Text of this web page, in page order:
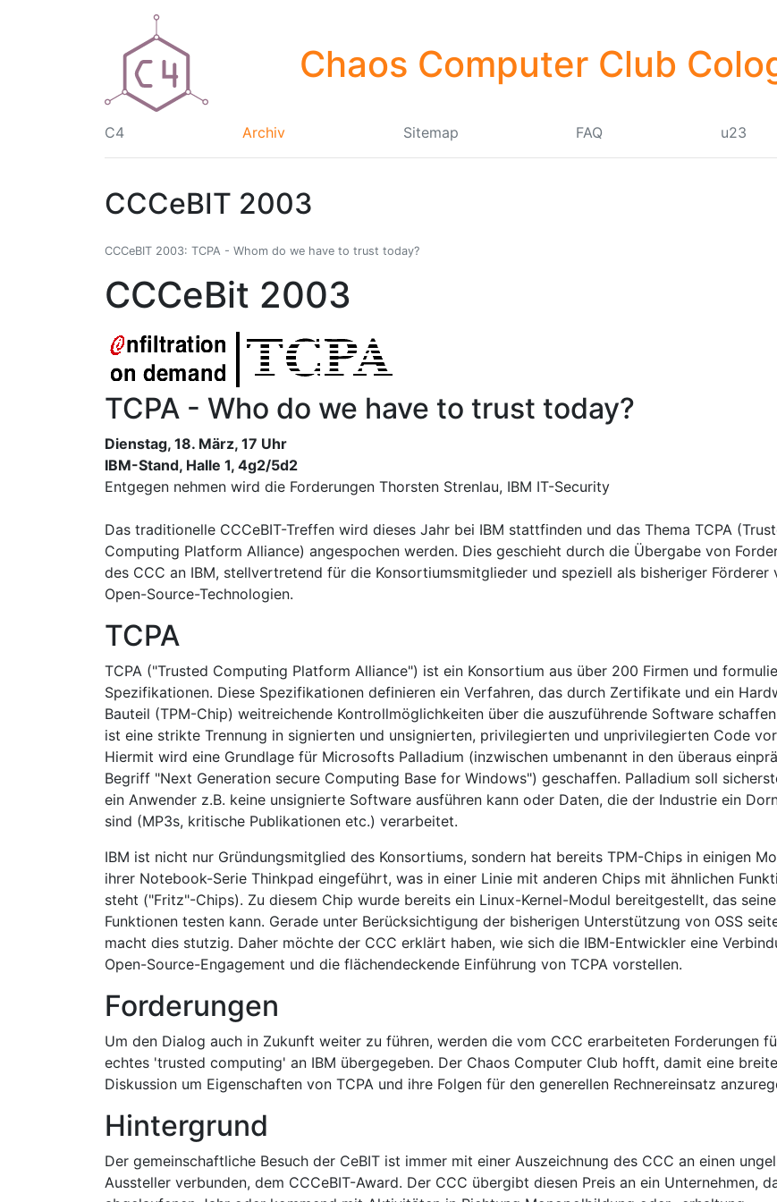
Chaos Computer Club
C4 Archiv Sitemap FAQ u23
CCCeBIT 2003
CCCeBIT 2003: TCPA - Whom do we have to trust today?
CCCeBit 2003
TCPA - Who do we have to trust today?
Dienstag, 18. März, 17 Uhr
IBM-Stand, Halle 1, 4g2/5d2
Entgegen nehmen wird die Forderungen Thorsten Strenlau, IBM IT-Security
Das traditionelle CCCeBIT-Treffen wird dieses Jahr bei IBM stattfinden und das Thema TCPA
Computing Platform Alliance) angespochen werden. Dies geschieht durch die Übergabe von
des CCC an IBM, stellvertretend für die Konsortiumsmitglieder und speziell als bisheriger Förderer
Open-Source-Technologien.
TCPA
TCPA ("Trusted Computing Platform Alliance") ist ein Konsortium aus über 200 Firmen und
Spezifikationen. Diese Spezifikationen definieren ein Verfahren, das durch Zertifikate und ein
Bauteil (TPM-Chip) weitreichende Kontrollmöglichkeiten über die auszuführende Software
ist eine strikte Trennung in signierten und unsignierten, privilegierten und unprivilegierten Code
Hiermit wird eine Grundlage für Microsofts Palladium (inzwischen umbenannt in den überaus
Begriff "Next Generation secure Computing Base for Windows") geschaffen. Palladium soll
ein Anwender z.B. keine unsignierte Software ausführen kann oder Daten, die der Industrie ein
sind (MP3s, kritische Publikationen etc.) verarbeitet.
IBM ist nicht nur Gründungsmitglied des Konsortiums, sondern hat bereits TPM-Chips in einigen
ihrer Notebook-Serie Thinkpad eingeführt, was in einer Linie mit anderen Chips mit ähnlichen
steht ("Fritz"-Chips). Zu diesem Chip wurde bereits ein Linux-Kernel-Modul bereitgestellt, das seine
Funktionen testen kann. Gerade unter Berücksichtigung der bisherigen Unterstützung von OSS
macht dies stutzig. Daher möchte der CCC erklärt haben, wie sich die IBM-Entwickler eine
Open-Source-Engagement und die flächendeckende Einführung von TCPA vorstellen.
Forderungen
Um den Dialog auch in Zukunft weiter zu führen, werden die vom CCC erarbeiteten Forderungen
echtes 'trusted computing' an IBM übergegeben. Der Chaos Computer Club hofft, damit eine
Diskussion um Eigenschaften von TCPA und ihre Folgen für den generellen Rechnereinsatz
Hintergrund
Der gemeinschaftliche Besuch der CeBIT ist immer mit einer Auszeichnung des CCC an einen
Aussteller verbunden, dem CCCeBIT-Award. Der CCC übergibt diesen Preis an ein Unternehmen,